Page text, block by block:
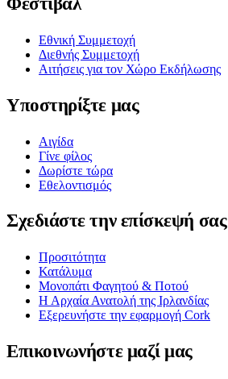
Εθνική Συμμετοχή
Διεθνής Συμμετοχή
Αιτήσεις για τον Χώρο Εκδήλωσης
Υποστηρίξτε μας
Αιγίδα
Γίνε φίλος
Δωρίστε τώρα
Εθελοντισμός
Σχεδιάστε την επίσκεψή σας
Προσιτότητα
Κατάλυμα
Μονοπάτι Φαγητού & Ποτού
Η Αρχαία Ανατολή της Ιρλανδίας
Εξερευνήστε την εφαρμογή Cork
Επικοινωνήστε μαζί μας